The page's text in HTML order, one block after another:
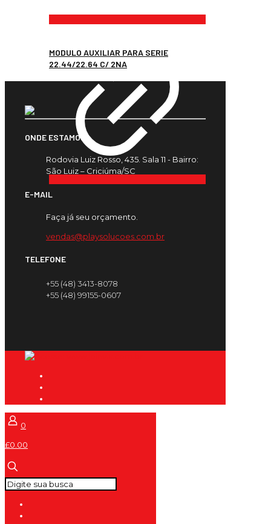
MODULO AUXILIAR PARA SERIE
22.44/22.64 C/ 2NA
ONDE ESTAMOS
Rodovia Luiz Rosso, 435. Sala 11 - Bairro:
São Luiz – Criciúma/SC
E-MAIL
Faça já seu orçamento.
vendas@playsolucoes.com.br
TELEFONE
+55 (48) 3413-8078
+55 (48) 99155-0607
0
£0.00